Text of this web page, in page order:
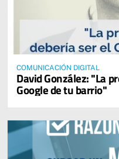
COMUNICACIÓN DIGITAL
David González: "La
Google de tu barrio"